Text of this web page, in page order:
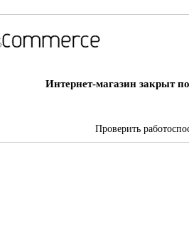
Интернет-магазин закрыт
Проверить